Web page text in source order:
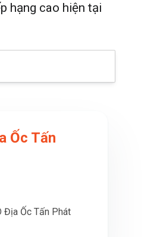
hạng cao hiện tại
Ốc Tấn
Địa Ốc Tấn Phát